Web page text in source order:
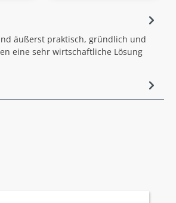
äußerst praktisch, gründlich und
eine sehr wirtschaftliche Lösung